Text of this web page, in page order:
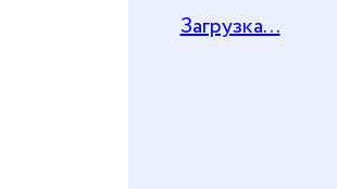
Загрузка...